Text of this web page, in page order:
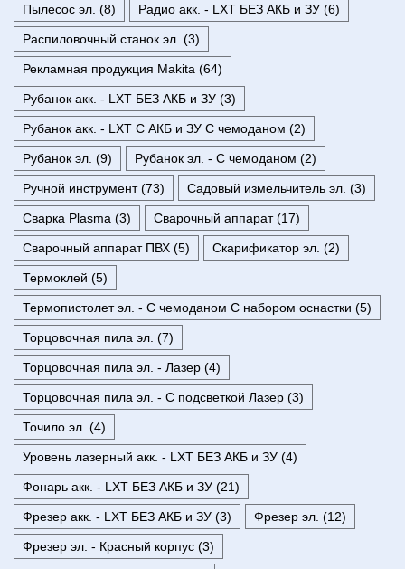
Пылесос эл. (8) Радио акк. - LXT БЕЗ АКБ и ЗУ (6)
Распиловочный станок эл. (3)
Рекламная продукция Makita (64)
Рубанок акк. - LXT БЕЗ АКБ и ЗУ (3)
Рубанок акк. - LXT С АКБ и ЗУ С чемоданом (2)
Рубанок эл. (9) Рубанок эл. - С чемоданом (2)
Ручной инструмент (73) Садовый измельчитель эл. (3)
Сварка Plasma (3) Сварочный аппарат (17)
Сварочный аппарат ПВХ (5) Скарификатор эл. (2)
Термоклей (5)
Термопистолет эл. - С чемоданом С набором оснастки (5)
Торцовочная пила эл. (7)
Торцовочная пила эл. - Лазер (4)
Торцовочная пила эл. - С подсветкой Лазер (3)
Точило эл. (4)
Уровень лазерный акк. - LXT БЕЗ АКБ и ЗУ (4)
Фонарь акк. - LXT БЕЗ АКБ и ЗУ (21)
Фрезер акк. - LXT БЕЗ АКБ и ЗУ (3) Фрезер эл. (12)
Фрезер эл. - Красный корпус (3)